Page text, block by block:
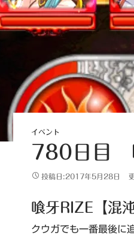
イベント
780日目
投稿日:2017年5月28日
喰牙RIZE【混
クウガでも一番最後に